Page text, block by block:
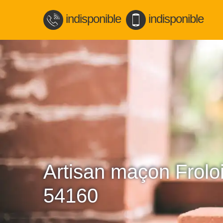
indisponible indisponible
Artisan maçon
54160